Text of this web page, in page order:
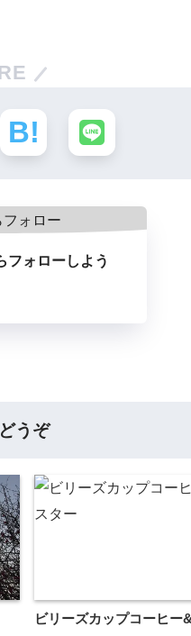
フォローしよう
うぞ
ビリーズカップコーヒー